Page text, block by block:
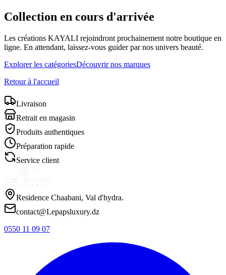
Collection en cours d'arrivée
Les créations KAYALI rejoindront prochainement notre boutique en
ligne. En attendant, laissez-vous guider par nos univers beauté.
Explorer les catégoriesDécouvrir nos marques
Retour à l'accueil
Livraison
Retrait en magasin
Produits authentiques
Préparation rapide
Service client
Residence Chaabani, Val d'hydra.
contact@Lepapsluxury.dz
0550 11 09 07